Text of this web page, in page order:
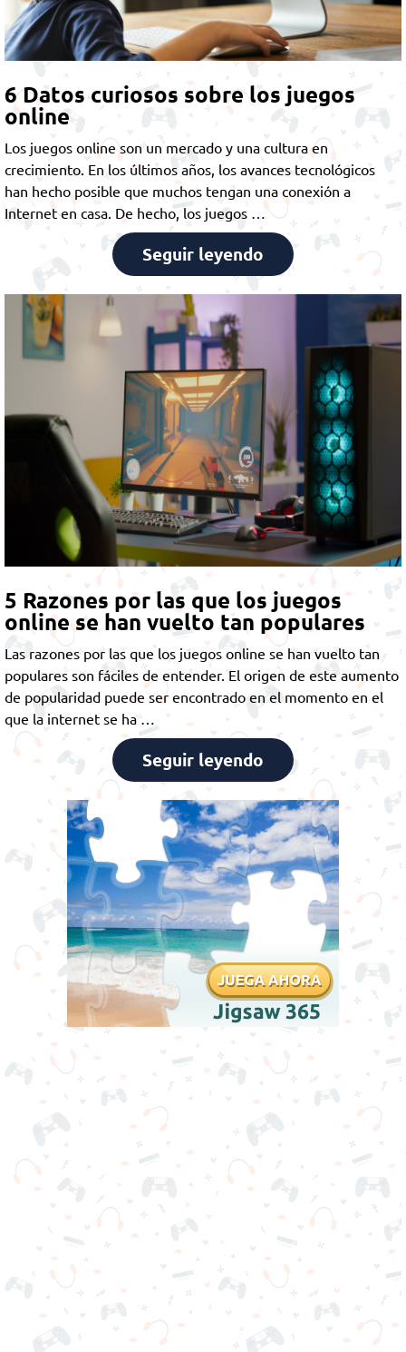
6 Datos curiosos sobre los juegos
online
Los juegos online son un mercado y una cultura en
crecimiento. En los últimos años, los avances tecnológicos
han hecho posible que muchos tengan una conexión a
Internet en casa. De hecho, los juegos …
Seguir leyendo
5 Razones por las que los juegos
online se han vuelto tan populares
Las razones por las que los juegos online se han vuelto tan
populares son fáciles de entender. El origen de este aumento
de popularidad puede ser encontrado en el momento en el
que la internet se ha …
Seguir leyendo